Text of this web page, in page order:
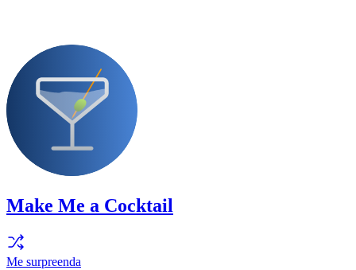
Make Me a Cocktail
Me surpreenda